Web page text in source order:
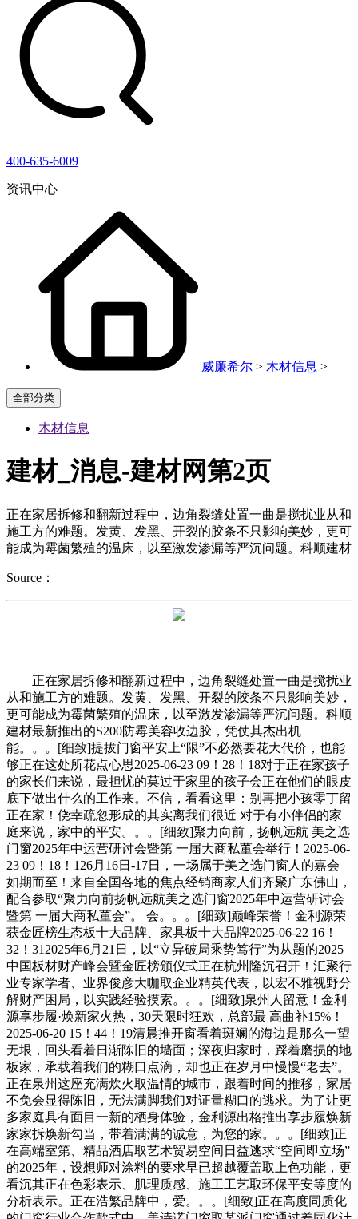
400-635-6009
资讯中心
威廉希尔 > 木材信息 >
全部分类
木材信息
建材_消息-建材网第2页
正在家居拆修和翻新过程中，边角裂缝处置一曲是搅扰业从和
施工方的难题。发黄、发黑、开裂的胶条不只影响美妙，更可
能成为霉菌繁殖的温床，以至激发渗漏等严沉问题。科顺建材
Source：
正在家居拆修和翻新过程中，边角裂缝处置一曲是搅扰业
从和施工方的难题。发黄、发黑、开裂的胶条不只影响美妙，
更可能成为霉菌繁殖的温床，以至激发渗漏等严沉问题。科顺
建材最新推出的S200防霉美容收边胶，凭仗其杰出机
能。。。[细致]提拔门窗平安上“限”不必然要花大代价，也能
够正在这处所花点心思2025-06-23 09！28！18对于正在家孩子
的家长们来说，最担忧的莫过于家里的孩子会正在他们的眼皮
底下做出什么的工作来。不信，看看这里：别再把小孩零丁留
正在家！侥幸疏忽形成的其实离我们很近 对于有小伴侣的家
庭来说，家中的平安。。。[细致]聚力向前，扬帆远航 美之选
门窗2025年中运营研讨会暨第 一届大商私董会举行！2025-06-
23 09！18！126月16日-17日，一场属于美之选门窗人的嘉会
如期而至！来自全国各地的焦点经销商家人们齐聚广东佛山，
配合参取“聚力向前扬帆远航美之选门窗2025年中运营研讨会
暨第 一届大商私董会”。 会。。。[细致]巅峰荣誉！金利源荣
获金匠榜生态板十大品牌、家具板十大品牌2025-06-22 16！
32！312025年6月21日，以“立异破局乘势笃行”为从题的2025
中国板材财产峰会暨金匠榜颁仪式正在杭州隆沉召开！汇聚行
业专家学者、业界俊彦大咖取企业精英代表，以宏不雅视野分
解财产困局，以实践经验摸索。。。[细致]泉州人留意！金利
源享步履·焕新家火热，30天限时狂欢，总部最 高曲补15%！
2025-06-20 15！44！19清晨推开窗看着斑斓的海边是那么一望
无垠，回头看着日渐陈旧的墙面；深夜归家时，踩着磨损的地
板家，承载着我们的糊口点滴，却也正在岁月中慢慢“老去”。
正在泉州这座充满炊火取温情的城市，跟着时间的推移，家居
不免会显得陈旧，无法满脚我们对证量糊口的逃求。为了让更
多家庭具有面目一新的栖身体验，金利源出格推出享步履焕新
家家拆焕新勾当，带着满满的诚意，为您的家。。。[细致]正
在高端室第、精品酒店取艺术贸易空间日益逃求“空间即立场”
的2025年，设想师对涂料的要求早已超越覆盖取上色功能，更
看沉其正在色彩表示、肌理质感、施工工艺取环保平安等度的
分析表示。正在浩繁品牌中，爱。。。[细致]正在高度同质化